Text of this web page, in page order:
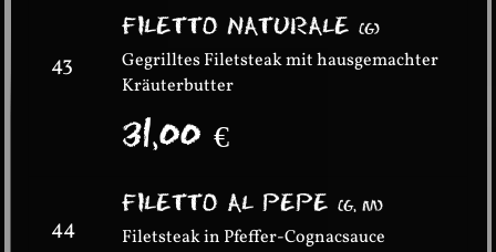
43
FILETTO NATURALE(G)
Gegrilltes Filetsteak mit hausgemachter
Kräuterbutter
31,00€
44
FILETTO AL PEPE(G, M)
Filetsteak in Pfeffer-Cognacsauce